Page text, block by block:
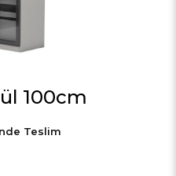
100cm
Teslim